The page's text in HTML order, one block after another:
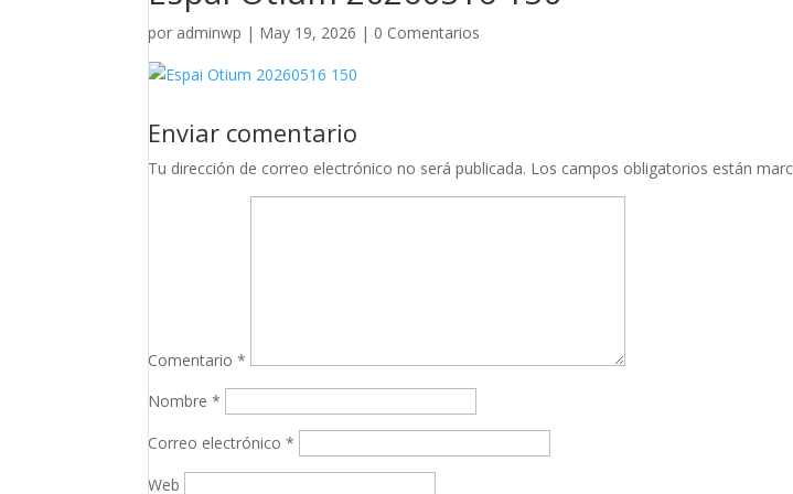
por adminwp | May 19, 2026 | 0 Comentarios
Enviar comentario
Tu dirección de correo electrónico no será publicada. Los campos obligatorios están
Comentario*
Nombre*
Correo electrónico*
Web